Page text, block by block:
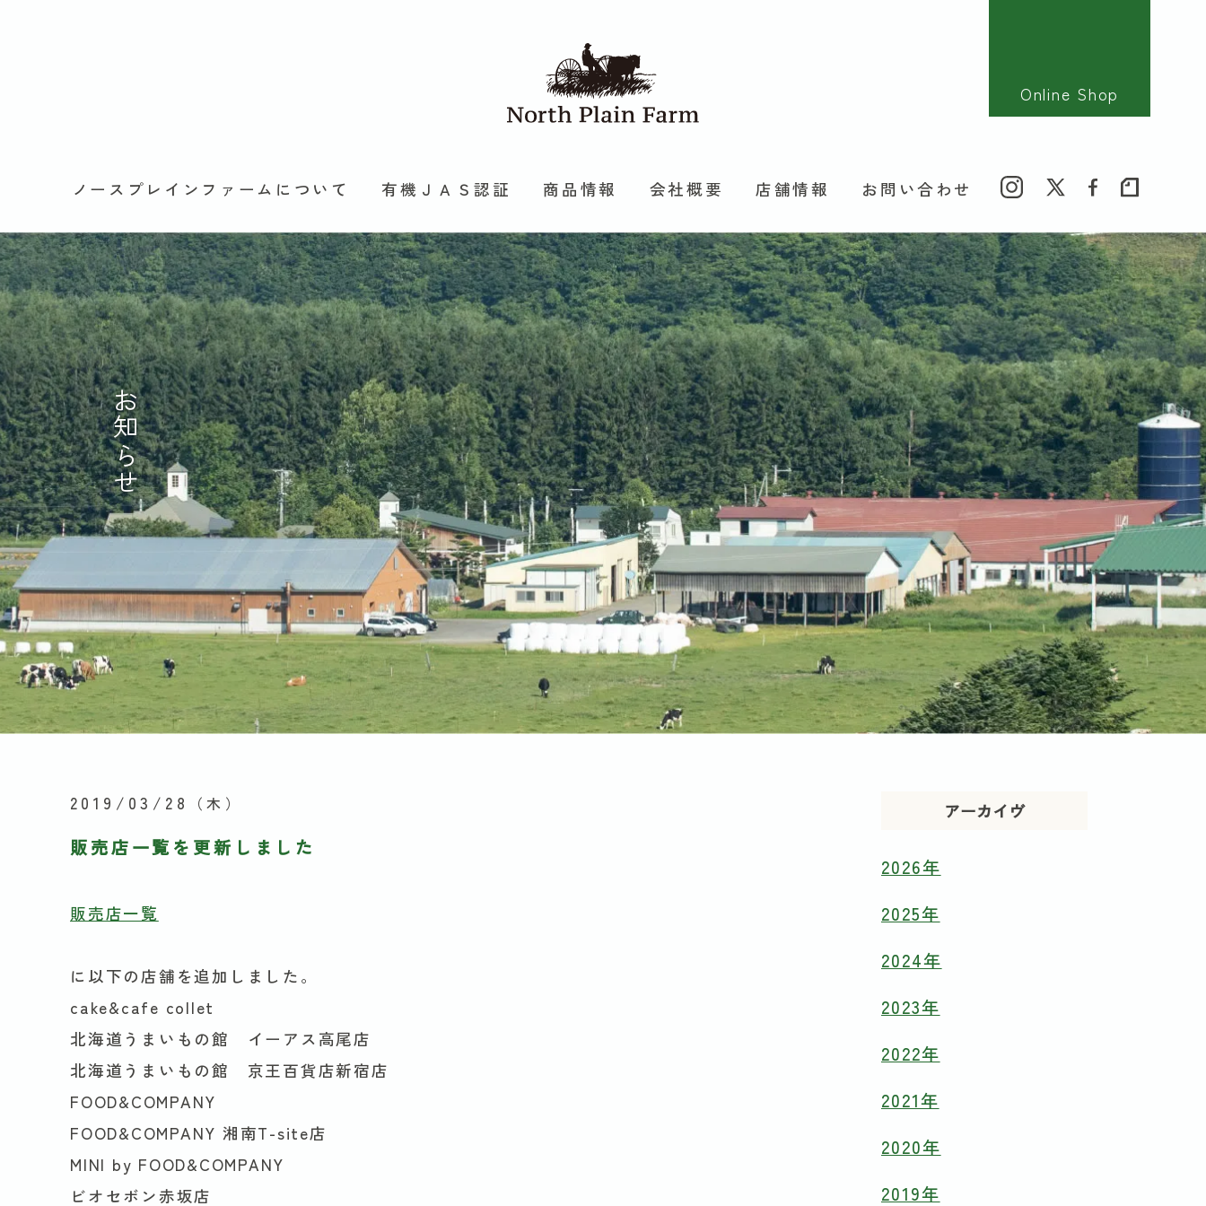
Online Shop
ノースプレインファームについて 有機ＪＡＳ認証 商品情報 会社概要 店舗情報 お問い合わせ
お知らせ
2019/03/28 （木）
販売店一覧を更新しました
販売店一覧
に以下の店舗を追加しました。
cake&cafe collet
北海道うまいもの館 イーアス高尾店
北海道うまいもの館 京王百貨店新宿店
FOOD&COMPANY
FOOD&COMPANY 湘南T-site店
MINI by FOOD&COMPANY
ビオセボン赤坂店
アーカイヴ
2026年
2025年
2024年
2023年
2022年
2021年
2020年
2019年